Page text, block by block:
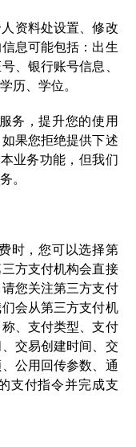
资料处设置、修改
息可能包括：出生
、银行账号信息、
历、学位。
务，提升您的使用
果您拒绝提供下述
业务功能，但我们
。
时，您可以选择第
方支付机构会直接
您关注第三方支付
会从第三方支付机
、支付类型、支付
交易创建时间、交
公用回传参数、通
支付指令并完成支